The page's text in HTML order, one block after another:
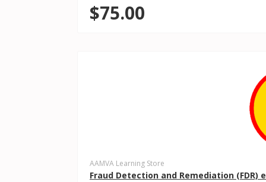
$75.00
AAMVA Learning Store
Fraud Detection and Remediation (FDR)